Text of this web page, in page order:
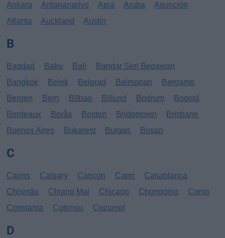
Ankara
Antananarivo Apia Aruba
Asunción
Atlanta
Auckland Austin
B
Bagdad Baku Bali
Bandar Seri Begawan
Bangkok
Belek Belgrad Belmopan
Bergamo
Bergen
Bern Bilbao Billund Bodrum
Bogotá
Bordeaux
Borås Boston Bridgetown
Brisbane
Buenos Aires
Bukarest Burgas Busan
C
Cairns Calgary Cancún Capri
Casablanca
Chișinău
Chiang Mai Chicago Chongqing
Como
Constanta
Cotonou Cozumel
D